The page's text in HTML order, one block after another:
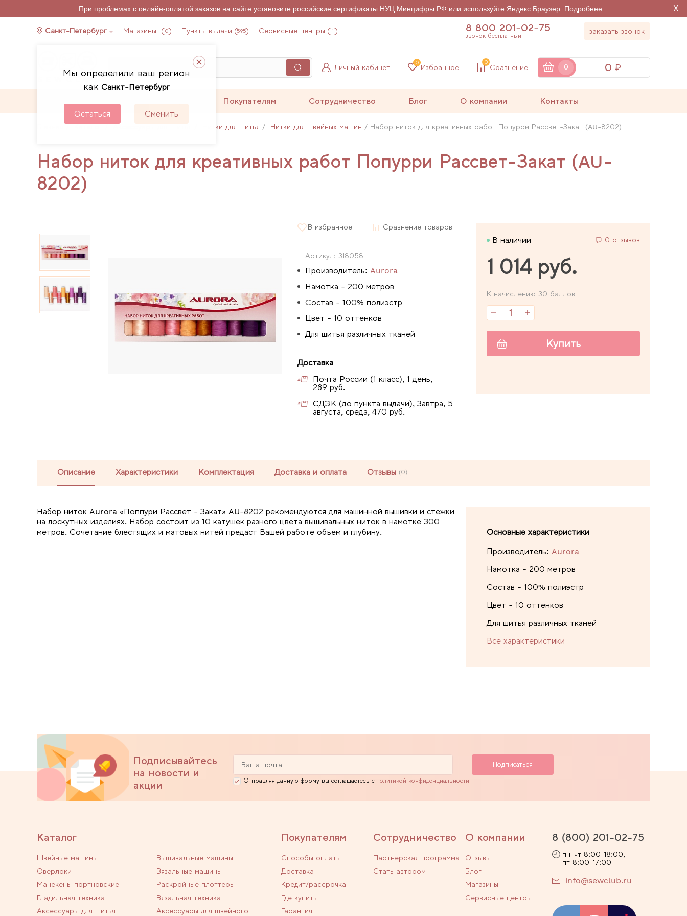
При проблемах с онлайн-оплатой заказов на сайте установите российские сертификаты НУЦ Минцифры РФ или используйте Яндекс.Браузер. Подробнее... X
Санкт-Петербург Магазины 0 Пункты выдачи 595 Сервисные центры 1
Мы определили ваш регион
как Санкт-Петербург
Остаться Сменить
8 800 201-02-75
звонок бесплатный
заказать звонок
Личный кабинет Избранное
0
Сравнение
0
0 0
Покупателям Сотрудничество Блог О компании Контакты
Каталог Аксессуары для шитья Нитки для шитья Нитки для швейных машин Набор ниток для креативных работ Попурри Рассвет-Закат (AU-8202)
Набор ниток для креативных работ Попурри Рассвет-Закат (AU-
8202)
В избранное Сравнение товаров
Артикул: 318058
Производитель: Aurora
Намотка - 200 метров
Состав - 100% полиэстр
Цвет - 10 оттенков
Для шитья различных тканей
Доставка
Почта России (1 класс), 1 день,
289 руб.
СДЭК (до пункта выдачи), Завтра, 5
августа, среда, 470 руб.
В наличии 0 отзывов
1 014 руб.
К начислению 30 баллов
Купить
Описание Характеристики Комплектация Доставка и оплата Отзывы (0)
Набор ниток Aurora «Поппури Рассвет - Закат» AU-8202 рекомендуются для машинной вышивки и стежки
на лоскутных изделиях. Набор состоит из 10 катушек разного цвета вышивальных ниток в намотке 300
метров. Сочетание блестящих и матовых нитей предаст Вашей работе объем и глубину.
Основные характеристики
Производитель: Aurora
Намотка - 200 метров
Состав - 100% полиэстр
Цвет - 10 оттенков
Для шитья различных тканей
Все характеристики
Подписывайтесь
на новости и
акции
Отправляя данную форму вы соглашаетесь с политикой конфиденциальности
Каталог
Швейные машины
Вышивальные машины
Оверлоки
Вязальные машины
Манекены портновские
Раскройные плоттеры
Гладильная техника
Вязальная техника
Аксессуары для шитья
Аксессуары для швейного
Покупателям
Способы оплаты
Доставка
Кредит/рассрочка
Где купить
Гарантия
Сотрудничество
Партнерская программа
Стать автором
О компании
Отзывы
Блог
Магазины
Сервисные центры
8 (800) 201-02-75
пн-чт 8:00-18:00,
пт 8:00-17:00
info@sewclub.ru